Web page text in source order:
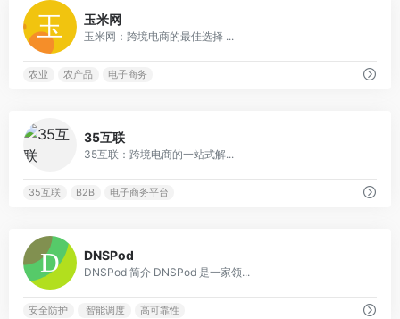
玉米网
玉米网：跨境电商的最佳选择 ...
农业 农产品 电子商务
35互联
35互联：跨境电商的一站式解...
35互联 B2B 电子商务平台
DNSPod
DNSPod 简介 DNSPod 是一家领...
安全防护 智能调度 高可靠性